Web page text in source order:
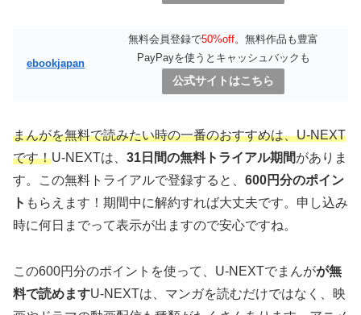
ebookjapan
無料会員登録で50%off。無料作品も豊富
PayPayを使うとキャッシュバックも
公式サイトはこちら
まんがを無料で読みたい時の一番のおすすめは、U-NEXT
です！U-NEXTは、 31日間の無料トライアル期間がありま
す。この無料トライアルで登録すると、 600円分のポイン
ト もらえます！期間中に解約すれば大丈夫です。申し込み
時に何日までって表示が出ますので安心ですね。
この600円分のポイントを使って、U-NEXTでまんがが無
料で読めますU-NEXTは、マンガを読むだけではなく、映